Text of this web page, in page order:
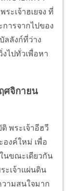
ะเจ้าฮเยจง ที่
การจากไปของ
ลลังก์ที่ว่าง
งไปทั่วเพื่อหา
ศจิกายน
พระเจ้าอีฮวี
งค์ใหม่ เพื่อ
นขณะเดียวกัน
ะเจ้าแผ่นดิน
ามสนใจมาก